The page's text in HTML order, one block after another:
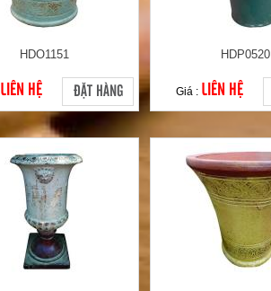
HDO1151
LIÊN HỆ ĐẶT HÀNG
HDP0520
Giá : LIÊN HỆ